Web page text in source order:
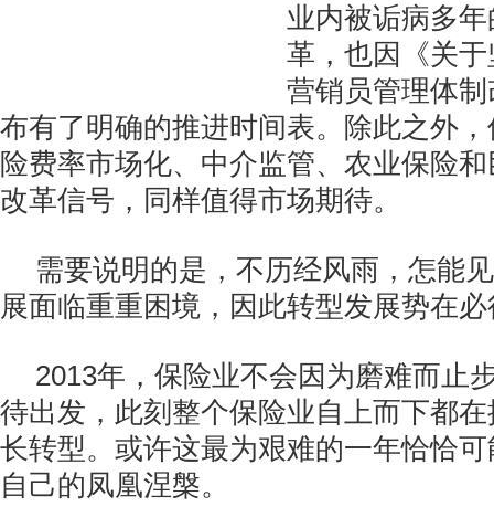
业内被诟病多
革，也因《关
营销员管理体
布有了明确的推进时间表。除此之外
险费率市场化、中介监管、农业保险
改革信号，同样值得市场期待。
需要说明的是，不历经风雨，怎能
展面临重重困境，因此转型发展势在
2013年，保险业不会因为磨难而止
待出发，此刻整个保险业自上而下都
长转型。或许这最为艰难的一年恰恰
自己的凤凰涅槃。